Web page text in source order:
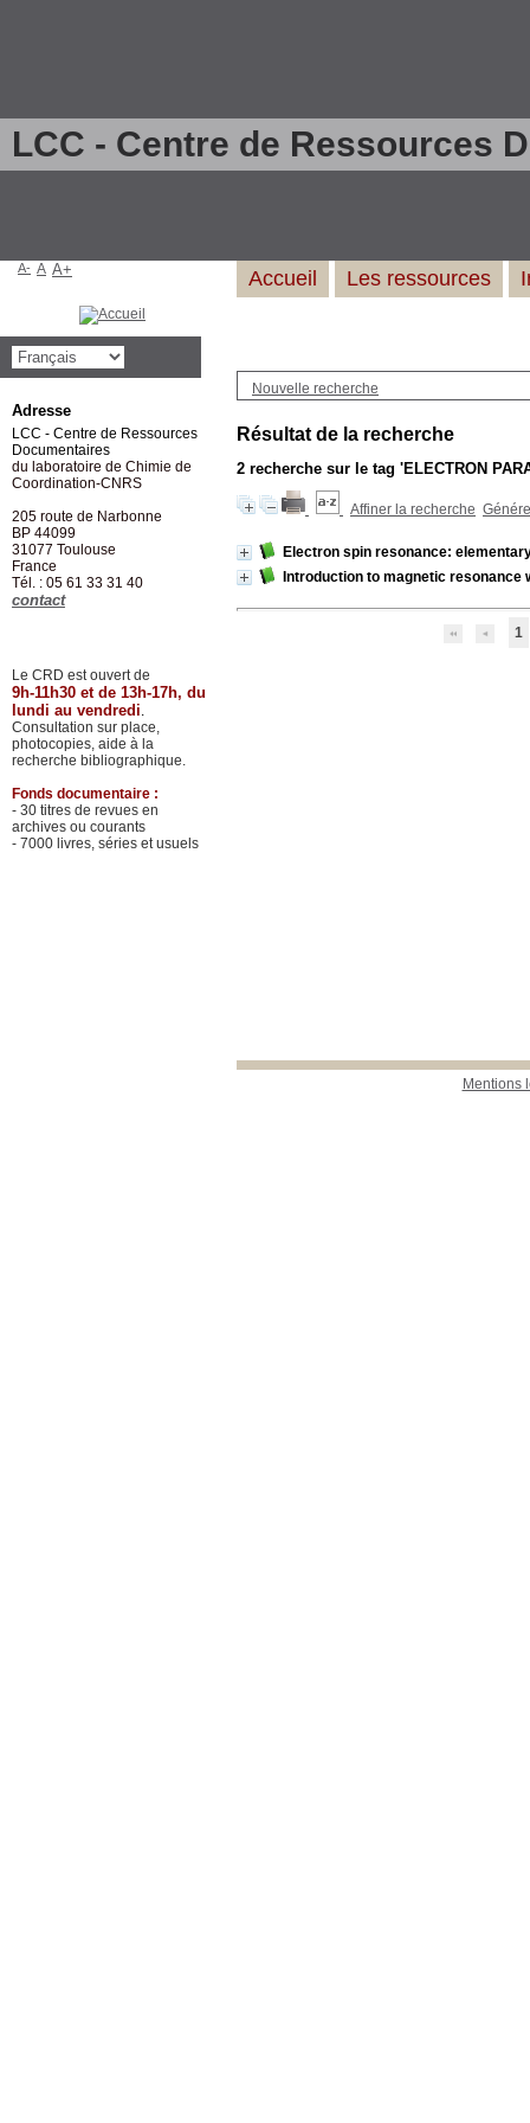
LCC - Centre de Ressources
Nouvelle recherche
Résultat de la recherche
2 recherche sur le tag 'ELECTRON
Affiner la recherche
Electron spin resonance:
Introduction to magnetic
1
Mentions
Accueil Les ressources
A- A A+
Adresse
LCC - Centre de Ressources
Documentaires
du laboratoire de Chimie de
Coordination-CNRS
205 route de Narbonne
BP 44099
31077 Toulouse
France
Tél. : 05 61 33 31 40
contact
Le CRD est ouvert de
9h-11h30 et de 13h-17h, du
lundi au vendredi.
Consultation sur place,
photocopies, aide à la
recherche bibliographique.
Fonds documentaire :
- 30 titres de revues en
archives ou courants
- 7000 livres, séries et usuels